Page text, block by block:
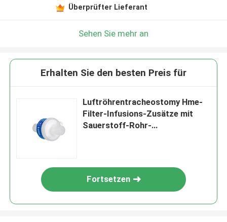
Überprüfter Lieferant
Sehen Sie mehr an
Erhalten Sie den besten Preis für
Luftröhrentracheostomy Hme-
Filter-Infusions-Zusätze mit
Sauerstoff-Rohr-
Fortsetzen